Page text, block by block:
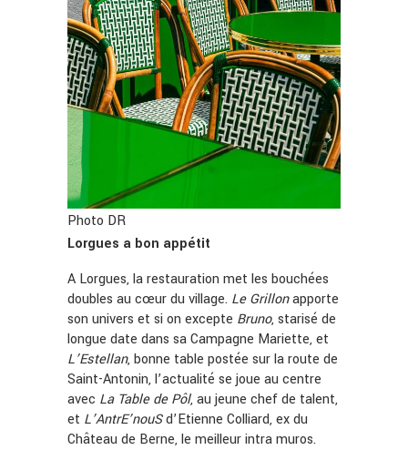
Photo DR
Lorgues a bon appétit
A Lorgues, la restauration met les bouchées
doubles au cœur du village. Le Grillonapporte
son univers et si on excepte Bruno, starisé de
longue date dans sa Campagne Mariette, et
L’Estellan, bonne table postée sur la route de
Saint-Antonin, l’actualité se joue au centre
avec La Table de Pôl, au jeune chef de talent,
et L’AntrE’nouSd’Etienne Colliard, ex du
Château de Berne, le meilleur intra muros.